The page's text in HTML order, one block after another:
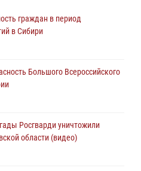
граждан в период
в Сибири
Большого Всероссийского
Росгварди уничтожили
области (видео)